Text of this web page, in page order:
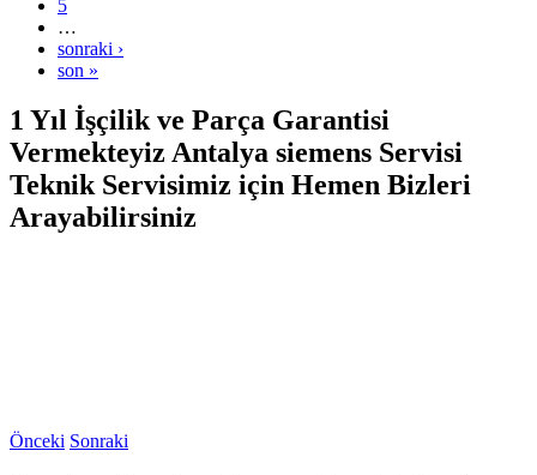
5
…
sonraki ›
son »
1 Yıl İşçilik ve Parça Garantisi
Vermekteyiz Antalya siemens Servisi
Teknik Servisimiz için Hemen Bizleri
Arayabilirsiniz
Önceki Sonraki